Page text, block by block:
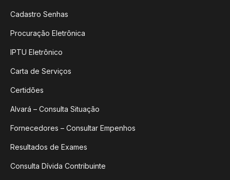
Cadastro Senhas
Procuração Eletrônica
IPTU Eletrônico
Carta de Serviços
Certidões
Alvará – Consulta Situação
Fornecedores – Consultar Empenhos
Resultados de Exames
Consulta Dívida Contribuinte